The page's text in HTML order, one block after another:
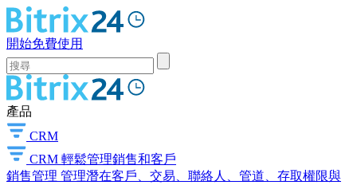
開始免費使用
產品
CRM
CRM 輕鬆管理銷售和客戶
銷售管理 管理潛在客戶、交易、聯絡人、管道、存取權限與